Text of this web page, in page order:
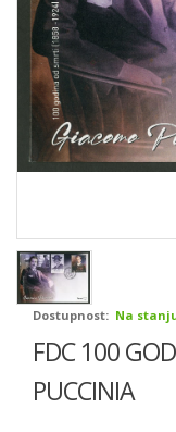
Dostupnost: Na
FDC 100
PUCCINIA